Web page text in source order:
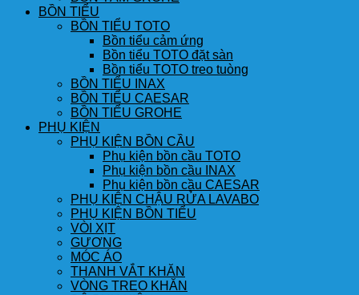
BỒN TIỂU
BỒN TIỂU TOTO
Bồn tiểu cảm ứng
Bồn tiểu TOTO đặt sàn
Bồn tiểu TOTO treo tuòng
BỒN TIỂU INAX
BỒN TIỂU CAESAR
BỒN TIỂU GROHE
PHỤ KIỆN
PHỤ KIỆN BỒN CẦU
Phụ kiện bồn cầu TOTO
Phụ kiện bồn cầu INAX
Phụ kiện bồn cầu CAESAR
PHỤ KIỆN CHẬU RỬA LAVABO
PHỤ KIỆN BỒN TIỂU
VÒI XỊT
GƯƠNG
MÓC ÁO
THANH VẮT KHĂN
VÒNG TREO KHĂN